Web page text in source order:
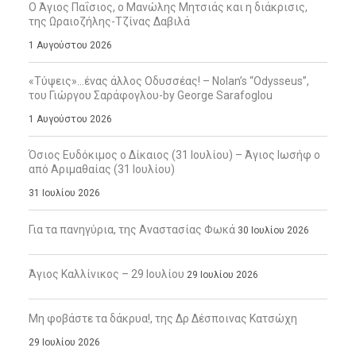
Ο Άγιος Παΐσιος, ο Μανώλης Μητσιάς και η διάκρισις,
της Ωραιοζήλης-Τζίνας Δαβιλά
1 Αυγούστου 2026
«Τύψεις»…ένας άλλος Οδυσσέας! – Nolan’s “Odysseus”,
του Γιώργου Σαράφογλου-by George Sarafoglou
1 Αυγούστου 2026
Όσιος Ευδόκιμος ο Δίκαιος (31 Ιουλίου) – Άγιος Ιωσήφ ο
από Αριμαθαίας (31 Ιουλίου)
31 Ιουλίου 2026
Για τα πανηγύρια, της Αναστασίας Φωκά 30 Ιουλίου 2026
Άγιος Καλλίνικος – 29 Ιουλίου 29 Ιουλίου 2026
Μη φοβάστε τα δάκρυα!, της Δρ Δέσποινας Κατσώχη
29 Ιουλίου 2026